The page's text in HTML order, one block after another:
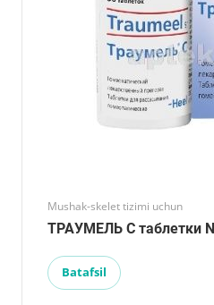
Mushak-skelet tizimi uchun
ТРАУМЕЛЬ С таблетки
Batafsil